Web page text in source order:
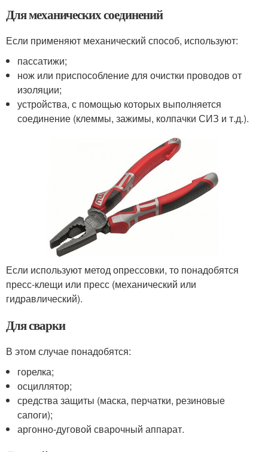
Для механических соединений
Если применяют механический способ, используют:
пассатижи;
нож или приспособление для очистки проводов от
изоляции;
устройства, с помощью которых выполняется
соединение (клеммы, зажимы, колпачки СИЗ и т.д.).
Если используют метод опрессовки, то понадобятся
пресс-клещи или пресс (механический или
гидравлический).
Для сварки
В этом случае понадобятся:
горелка;
осциллятор;
средства защиты (маска, перчатки, резиновые
сапоги);
аргонно-дуговой сварочный аппарат.